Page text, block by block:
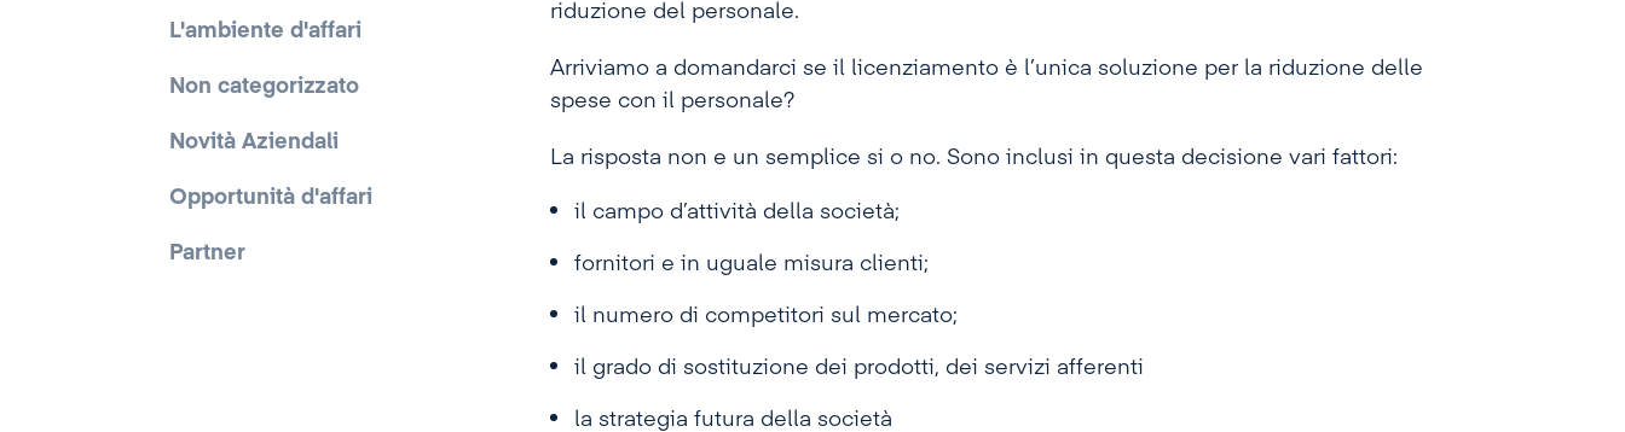
L'ambiente d'affari
Non categorizzato
Novità Aziendali
Opportunità d'affari
Partner
riduzione del personale.
Arriviamo a domandarci se il licenziamento è l’unica soluzione per la riduzione delle
spese con il personale?
La risposta non e un semplice si o no. Sono inclusi in questa decisione vari fattori:
il campo d’attività della società;
fornitori e in uguale misura clienti;
il numero di competitori sul mercato;
il grado di sostituzione dei prodotti, dei servizi afferenti
la strategia futura della società